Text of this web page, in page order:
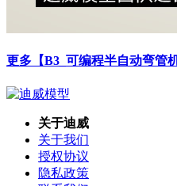
更多【B3_可编程半自动弯管
关于迪威
关于我们
授权协议
隐私政策